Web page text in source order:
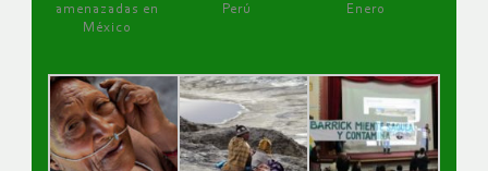
amenazadas en
México
Perú
Enero